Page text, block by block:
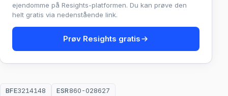
BFE3214148 ESR860-028627
ejendomme på Resights-platformen. Du kan prøve den
helt gratis via nedenstående link.
Prøv Resights gratis